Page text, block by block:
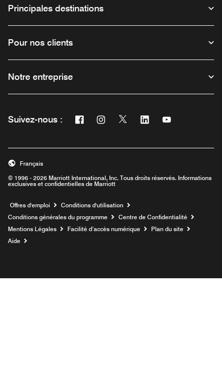
Principales destinations
Pour nos clients
Notre entreprise
Suivez-nous : Facebook
Ouvre une nouvelle fenêtre
Instagram
Ouvre une nouvelle fenêtre
Twitter
Ouvre une nouvelle fenêtre
Linkedin
Ouvre une nouvelle
Ouvre une
© 1996 - 2026 Marriott International, Inc. Tous droits réservés. Informations
exclusives et confidentielles de Marriott
Français
Offres d'emploi Ouvre une nouvelle fenêtre
Conditions d'utilisation
Conditions générales du programme
Centre de Confidentialité
Mentions Légales
Facilité d’accès numérique
Plan du site
Aide